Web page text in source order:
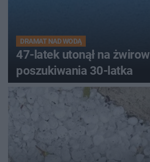
DRAMAT NAD WODĄ
47-latek utonął na
poszukiwania 30-latka